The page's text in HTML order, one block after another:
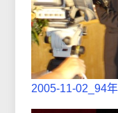
2005-11-02_94